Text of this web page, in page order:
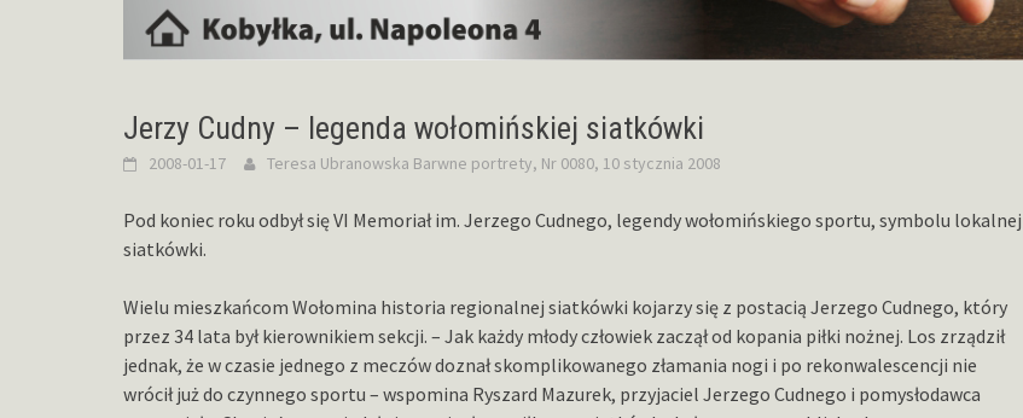
Jerzy Cudny – legenda wołomińskiej siatkówki
2008-01-17 Teresa Ubranowska Barwne portrety, Nr 0080, 10 stycznia 2008
Pod koniec roku odbył się VI Memoriał im. Jerzego Cudnego, legendy wołomińskiego sportu, symbolu lokalnej
siatkówki.
Wielu mieszkańcom Wołomina historia regionalnej siatkówki kojarzy się z postacią Jerzego Cudnego, który
przez 34 lata był kierownikiem sekcji. – Jak każdy młody człowiek zaczął od kopania piłki nożnej. Los zrządził
jednak, że w czasie jednego z meczów doznał skomplikowanego złamania nogi i po rekonwalescencji nie
wrócił już do czynnego sportu – wspomina Ryszard Mazurek, przyjaciel Jerzego Cudnego i pomysłodawca